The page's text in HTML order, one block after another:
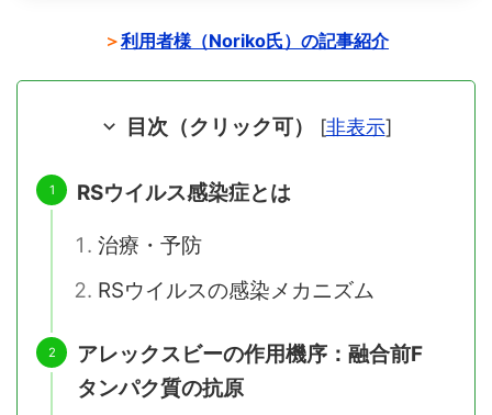
＞利用者様（Noriko氏）の記事紹介
目次（クリック可） [非表示]
RSウイルス感染症とは
治療・予防
RSウイルスの感染メカニズム
アレックスビーの作用機序：融合前F
タンパク質の抗原